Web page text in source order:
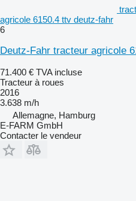
agricole 6150.4 ttv deutz-fahr
6
Deutz-Fahr tracteur agricole
71.400 € TVA incluse
Tracteur à roues
2016
3.638 m/h
Allemagne, Hamburg
E-FARM GmbH
Contacter le vendeur